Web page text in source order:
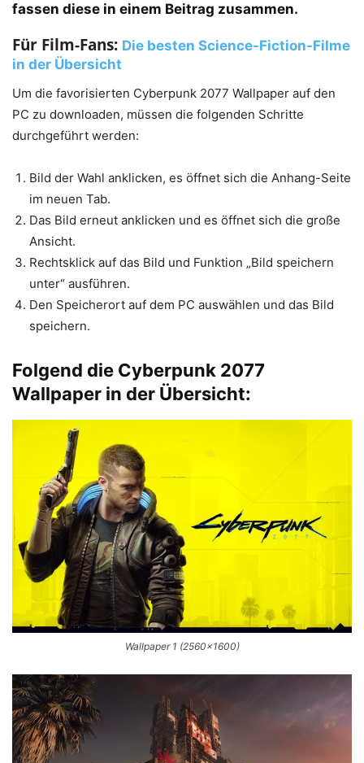
fassen diese in einem Beitrag zusammen.
Für Film-Fans: Die besten Science-Fiction-Filme
in der Übersicht
Um die favorisierten Cyberpunk 2077 Wallpaper auf den
PC zu downloaden, müssen die folgenden Schritte
durchgeführt werden:
Bild der Wahl anklicken, es öffnet sich die Anhang-Seite
im neuen Tab.
Das Bild erneut anklicken und es öffnet sich die große
Ansicht.
Rechtsklick auf das Bild und Funktion „Bild speichern
unter“ ausführen.
Den Speicherort auf dem PC auswählen und das Bild
speichern.
Folgend die Cyberpunk 2077
Wallpaper in der Übersicht:
Wallpaper 1 (2560×1600)